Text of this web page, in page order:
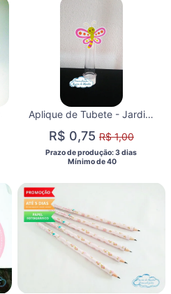
Aplique de Tubete - Jardim Encantado
R$ 0,75R$ 1,00
Prazo de produção: 3 dias
  Mínimo de 40